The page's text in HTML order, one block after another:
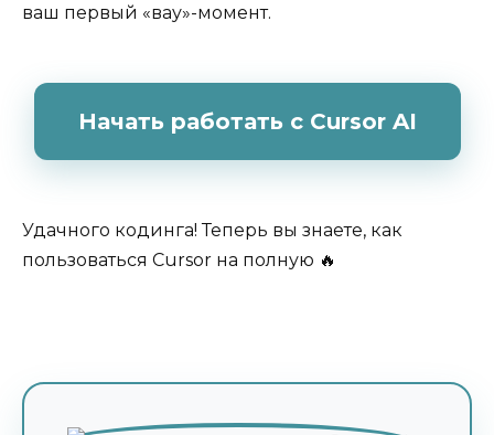
ваш первый «вау»-момент.
Начать работать с Cursor AI
Удачного кодинга! Теперь вы знаете, как
пользоваться Cursor на полную 🔥